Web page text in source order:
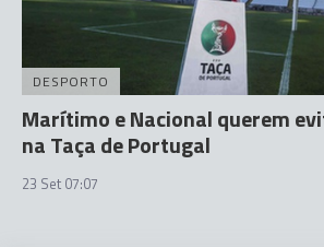
DESPORTO
Marítimo e Nacional querem
na Taça de Portugal
23 Set 07:07